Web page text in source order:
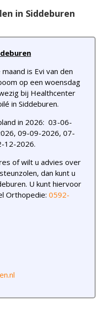
in Siddeburen
maand is Evi van den
op een woensdag
bij Healthcenter
in Siddeburen.
in 2026: 03-06-
09-09-2026, 07-
12-2026.
of wilt u advies over
dan kunt u
U kunt hiervoor
Orthopedie: 0592-